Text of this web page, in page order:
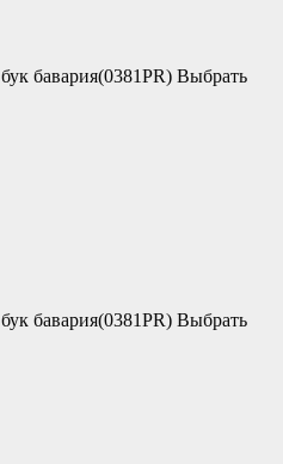
бук бавария(0381PR) Выбрать
бук бавария(0381PR) Выбрать